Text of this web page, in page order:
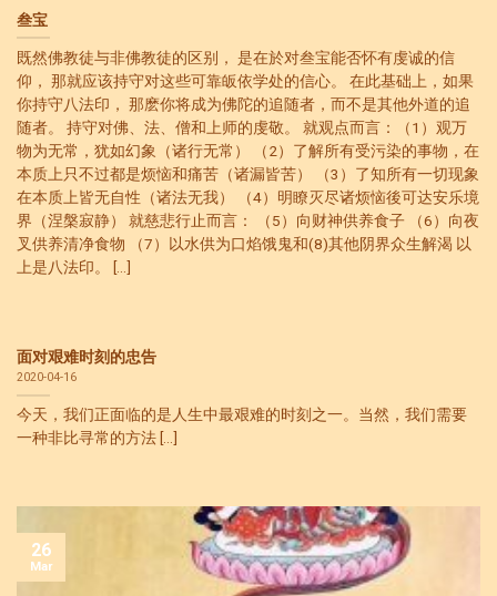
叁宝
既然佛教徒与非佛教徒的区别， 是在於对叁宝能否怀有虔诚的信
仰， 那就应该持守对这些可靠皈依学处的信心。 在此基础上，如果
你持守八法印， 那麽你将成为佛陀的追随者，而不是其他外道的追
随者。 持守对佛、法、僧和上师的虔敬。 就观点而言：（1）观万
物为无常，犹如幻象（诸行无常） （2）了解所有受污染的事物，在
本质上只不过都是烦恼和痛苦（诸漏皆苦） （3）了知所有一切现象
在本质上皆无自性（诸法无我） （4）明瞭灭尽诸烦恼後可达安乐境
界（涅槃寂静） 就慈悲行止而言： （5）向财神供养食子 （6）向夜
叉供养清净食物 （7）以水供为口焰饿鬼和(8)其他阴界众生解渴 以
上是八法印。 [...]
面对艰难时刻的忠告
2020-04-16
今天，我们正面临的是人生中最艰难的时刻之一。当然，我们需要
一种非比寻常的方法 [...]
26
Mar